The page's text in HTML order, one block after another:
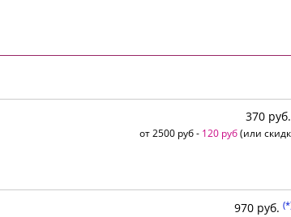
370 руб.
от 2500 руб - 120 руб(или
970 руб.